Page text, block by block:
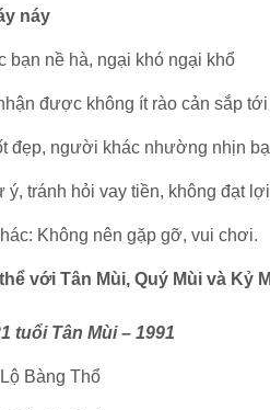
náy
bạn nề hà, ngại khó ngại khổ
được không ít rào cản sắp
đẹp, người khác nhường nhịn
tránh hỏi vay tiền, không đạt
Không nên gặp gỡ, vui chơi.
với Tân Mùi, Quý Mùi và Kỷ
tuổi Tân Mùi – 1991
Bàng Thổ